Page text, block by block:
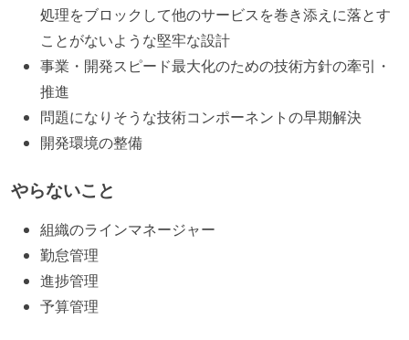
処理をブロックして他のサービスを巻き添えに落とす
ことがないような堅牢な設計
事業・開発スピード最大化のための技術方針の牽引・
推進
問題になりそうな技術コンポーネントの早期解決
開発環境の整備
やらないこと
組織のラインマネージャー
勤怠管理
進捗管理
予算管理